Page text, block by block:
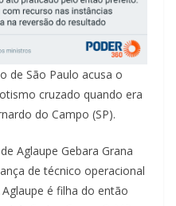
de São Paulo acusa o
cruzado quando era
do Campo (SP).
Aglaupe Gebara Grana
de técnico operacional
é filha do então